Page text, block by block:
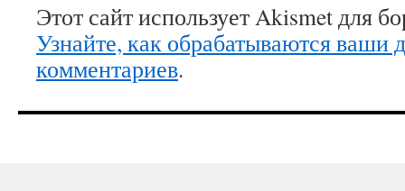
Этот сайт использует Akismet для
Узнайте, как обрабатываются ваши
комментариев.